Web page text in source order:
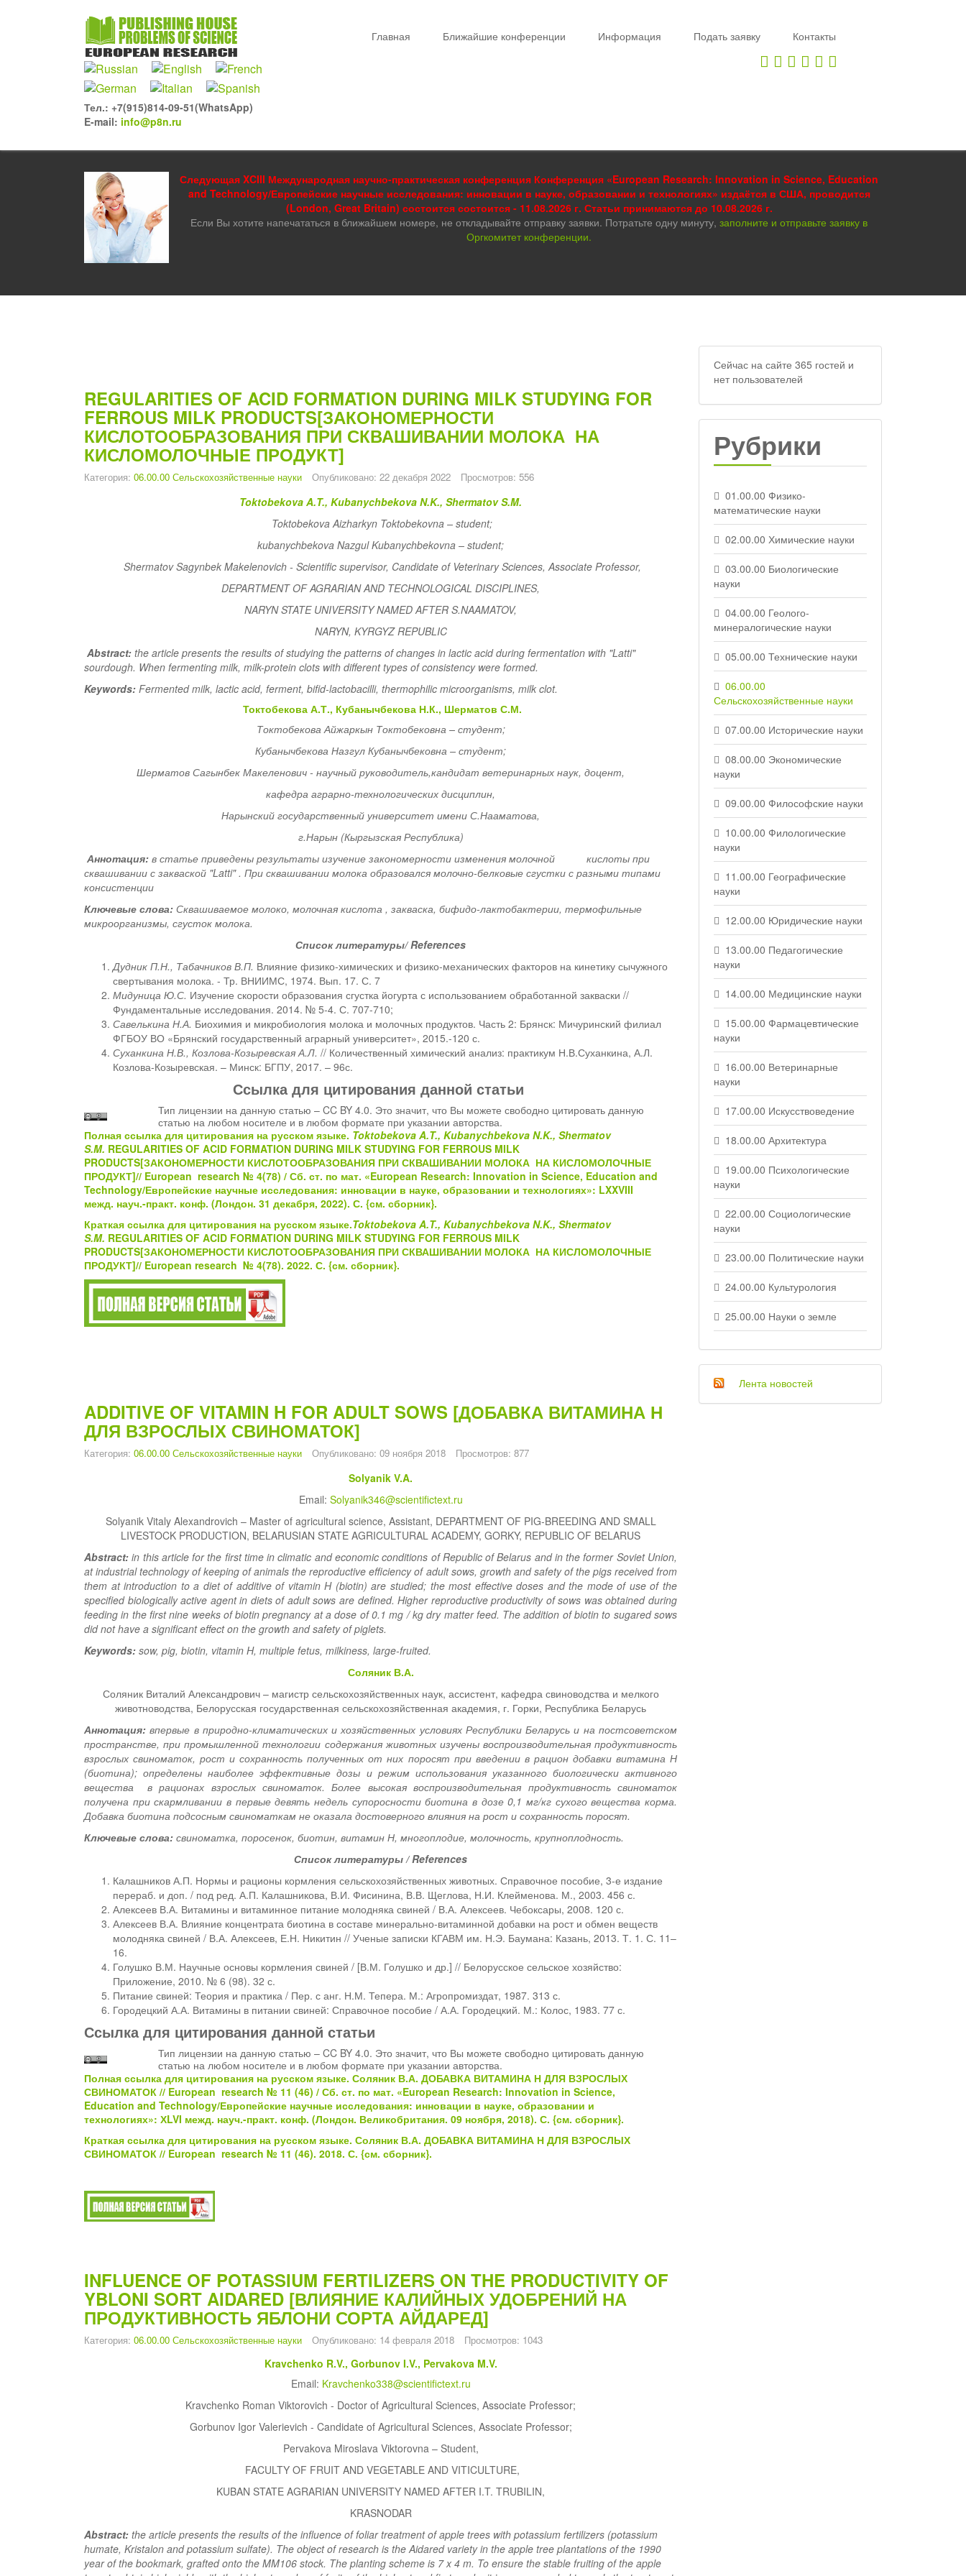
Тел.: +7(915)814-09-51(WhatsApp)
E-mail: info@p8n.ru
Главная Ближайшие конференции Информация Подать заявку Контакты
Следующая XCIII Международная научно-практическая конференция Конференция «European Research: Innovation in Science, Education
and Technology/Европейские научные исследования: инновации в науке, образовании и технологиях» издаётся в США, проводится
(London, Great Britain) состоится состоится - 11.08.2026 г. Статьи принимаются до 10.08.2026 г.
Если Вы хотите напечататься в ближайшем номере, не откладывайте отправку заявки. Потратьте одну минуту, заполните и отправьте заявку в
Оргкомитет конференции.
REGULARITIES OF ACID FORMATION DURING MILK STUDYING FOR
FERROUS MILK PRODUCTS[ЗАКОНОМЕРНОСТИ
КИСЛОТООБРАЗОВАНИЯ ПРИ СКВАШИВАНИИ МОЛОКА НА
КИСЛОМОЛОЧНЫЕ ПРОДУКТ]
Категория: 06.00.00 Сельскохозяйственные науки Опубликовано: 22 декабря 2022 Просмотров: 556
Toktobekova A.T., Kubanychbekova N.K., Shermatov S.M.
Toktobekova Aizharkyn Toktobekovna – student;
kubanychbekova Nazgul Kubanychbekovna – student;
Shermatov Sagynbek Makelenovich - Scientific supervisor, Candidate of Veterinary Sciences, Associate Professor,
DEPARTMENT OF AGRARIAN AND TECHNOLOGICAL DISCIPLINES,
NARYN STATE UNIVERSITY NAMED AFTER S.NAAMATOV,
NARYN, KYRGYZ REPUBLIC
Abstract: the article presents the results of studying the patterns of changes in lactic acid during fermentation with "Latti"
sourdough. When fermenting milk, milk-protein clots with different types of consistency were formed.
Keywords: Fermented milk, lactic acid, ferment, bifid-lactobacilli, thermophilic microorganisms, milk clot.
Токтобекова А.Т., Кубанычбекова Н.К., Шерматов С.М.
Токтобекова Айжаркын Токтобековна – студент;
Кубанычбекова Назгул Кубанычбековна – студент;
Шерматов Сагынбек Макеленович - научный руководитель,кандидат ветеринарных наук, доцент,
кафедра аграрно-технологических дисциплин,
Нарынский государственный университет имени С.Нааматова,
г.Нарын (Кыргызская Республика)
Аннотация: в статье приведены результаты изучение закономерности изменения молочной кислоты при
сквашивании с закваской "Latti" . При сквашивании молока образовался молочно-белковые сгустки с разными типами
консистенции
Ключевые слова: Сквашиваемое молоко, молочная кислота , закваска, бифидо-лактобактерии, термофильные
микроорганизмы, сгусток молока.
Список литературы/References
Дудник П.Н., Табачников В.П. Влияние физико-химических и физико-механических факторов на кинетику сычужного
свертывания молока. - Тр. ВНИИМС, 1974. Вып. 17. С. 7
Мидуница Ю.С. Изучение скорости образования сгустка йогурта с использованием обработанной закваски //
Фундаментальные исследования. 2014. № 5-4. С. 707-710;
Савелькина Н.А. Биохимия и микробиология молока и молочных продуктов. Часть 2: Брянск: Мичуринский филиал
ФГБОУ ВО «Брянский государственный аграрный университет», 2015.-120 с.
Суханкина Н.В., Козлова-Козыревская А.Л. // Количественный химический анализ: практикум Н.В.Суханкина, А.Л.
Козлова-Козыревская. – Минск: БГПУ, 2017. – 96с.
Ссылка для цитирования данной статьи
Тип лицензии на данную статью – CC BY 4.0. Это значит, что Вы можете свободно цитировать данную
статью на любом носителе и в любом формате при указании авторства.
Полная ссылка для цитирования на русском языке. Toktobekova A.T., Kubanychbekova N.K., Shermatov
S.M. REGULARITIES OF ACID FORMATION DURING MILK STUDYING FOR FERROUS MILK
PRODUCTS[ЗАКОНОМЕРНОСТИ КИСЛОТООБРАЗОВАНИЯ ПРИ СКВАШИВАНИИ МОЛОКА НА КИСЛОМОЛОЧНЫЕ
ПРОДУКТ]// European research № 4(78) / Сб. ст. по мат. «European Research: Innovation in Science, Education and
Technology/Европейские научные исследования: инновации в науке, образовании и технологиях»: LXXVIII
межд. науч.-практ. конф. (Лондон. 31 декабря, 2022). С. {см. сборник}.
Краткая ссылка для цитирования на русском языке.Toktobekova A.T., Kubanychbekova N.K., Shermatov
S.M. REGULARITIES OF ACID FORMATION DURING MILK STUDYING FOR FERROUS MILK
PRODUCTS[ЗАКОНОМЕРНОСТИ КИСЛОТООБРАЗОВАНИЯ ПРИ СКВАШИВАНИИ МОЛОКА НА КИСЛОМОЛОЧНЫЕ
ПРОДУКТ]// European research № 4(78). 2022. С. {см. сборник}.
ADDITIVE OF VITAMIN H FOR ADULT SOWS [ДОБАВКА ВИТАМИНА Н
ДЛЯ ВЗРОСЛЫХ СВИНОМАТОК]
Категория: 06.00.00 Сельскохозяйственные науки Опубликовано: 09 ноября 2018 Просмотров: 877
Solyanik V.A.
Email: Solyanik346@scientifictext.ru
Solyanik Vitaly Alexandrovich – Master of agricultural science, Assistant, DEPARTMENT OF PIG-BREEDING AND SMALL
LIVESTOCK PRODUCTION, BELARUSIAN STATE AGRICULTURAL ACADEMY, GORKY, REPUBLIC OF BELARUS
Abstract: in this article for the first time in climatic and economic conditions of Republic of Belarus and in the former Soviet Union,
at industrial technology of keeping of animals the reproductive efficiency of adult sows, growth and safety of the pigs received from
them at introduction to a diet of additive of vitamin H (biotin) are studied; the most effective doses and the mode of use of the
specified biologically active agent in diets of adult sows are defined. Higher reproductive productivity of sows was obtained during
feeding in the first nine weeks of biotin pregnancy at a dose of 0.1 mg / kg dry matter feed. The addition of biotin to sugared sows
did not have a significant effect on the growth and safety of piglets.
Keywords: sow, pig, biotin, vitamin H, multiple fetus, milkiness, large-fruited.
Соляник В.А.
Соляник Виталий Александрович – магистр сельскохозяйственных наук, ассистент, кафедра свиноводства и мелкого
животноводства, Белорусская государственная сельскохозяйственная академия, г. Горки, Республика Беларусь
Аннотация: впервые в природно-климатических и хозяйственных условиях Республики Беларусь и на постсоветском
пространстве, при промышленной технологии содержания животных изучены воспроизводительная продуктивность
взрослых свиноматок, рост и сохранность полученных от них поросят при введении в рацион добавки витамина Н
(биотина); определены наиболее эффективные дозы и режим использования указанного биологически активного
вещества в рационах взрослых свиноматок. Более высокая воспроизводительная продуктивность свиноматок
получена при скармливании в первые девять недель супоросности биотина в дозе 0,1 мг/кг сухого вещества корма.
Добавка биотина подсосным свиноматкам не оказала достоверного влияния на рост и сохранность поросят.
Ключевые слова: свиноматка, поросенок, биотин, витамин Н, многоплодие, молочность, крупноплодность.
Список литературы / References
Калашников А.П. Нормы и рационы кормления сельскохозяйственных животных. Справочное пособие, 3-е издание
перераб. и доп. / под ред. А.П. Калашникова, В.И. Фисинина, В.В. Щеглова, Н.И. Клейменова. М., 2003. 456 с.
Алексеев В.А. Витамины и витаминное питание молодняка свиней / В.А. Алексеев. Чебоксары, 2008. 120 с.
Алексеев В.А. Влияние концентрата биотина в составе минерально-витаминной добавки на рост и обмен веществ
молодняка свиней / В.А. Алексеев, Е.Н. Никитин // Ученые записки КГАВМ им. Н.Э. Баумана: Казань, 2013. Т. 1. С. 11–
16.
Голушко В.М. Научные основы кормления свиней / [В.М. Голушко и др.] // Белорусское сельское хозяйство:
Приложение, 2010. № 6 (98). 32 с.
Питание свиней: Теория и практика / Пер. с анг. Н.М. Тепера. М.: Агропромиздат, 1987. 313 с.
Городецкий А.А. Витамины в питании свиней: Справочное пособие / А.А. Городецкий. М.: Колос, 1983. 77 с.
Ссылка для цитирования данной статьи
Тип лицензии на данную статью – CC BY 4.0. Это значит, что Вы можете свободно цитировать данную
статью на любом носителе и в любом формате при указании авторства.
Полная ссылка для цитирования на русском языке. Соляник В.А. ДОБАВКА ВИТАМИНА Н ДЛЯ ВЗРОСЛЫХ
СВИНОМАТОК // European research № 11 (46) / Сб. ст. по мат. «European Research: Innovation in Science,
Education and Technology/Европейские научные исследования: инновации в науке, образовании и
технологиях»: ХLVI межд. науч.-практ. конф. (Лондон. Великобритания. 09 ноября, 2018). С. {см. сборник}.
Краткая ссылка для цитирования на русском языке. Соляник В.А. ДОБАВКА ВИТАМИНА Н ДЛЯ ВЗРОСЛЫХ
СВИНОМАТОК // European research № 11 (46). 2018. С. {см. сборник}.
INFLUENCE OF POTASSIUM FERTILIZERS ON THE PRODUCTIVITY OF
YBLONI SORT AIDARED [ВЛИЯНИЕ КАЛИЙНЫХ УДОБРЕНИЙ НА
ПРОДУКТИВНОСТЬ ЯБЛОНИ СОРТА АЙДАРЕД]
Категория: 06.00.00 Сельскохозяйственные науки Опубликовано: 14 февраля 2018 Просмотров: 1043
Kravchenko R.V., Gorbunov I.V., Pervakova M.V.
Email: Kravchenko338@scientifictext.ru
Kravchenko Roman Viktorovich - Doctor of Agricultural Sciences, Associate Professor;
Gorbunov Igor Valerievich - Candidate of Agricultural Sciences, Associate Professor;
Pervakova Miroslava Viktorovna – Student,
FACULTY OF FRUIT AND VEGETABLE AND VITICULTURE,
KUBAN STATE AGRARIAN UNIVERSITY NAMED AFTER I.T. TRUBILIN,
KRASNODAR
Abstract: the article presents the results of the influence of foliar treatment of apple trees with potassium fertilizers (potassium
humate, Kristalon and potassium sulfate). The object of research is the Aidared variety in the apple tree plantations of the 1990
year of the bookmark, grafted onto the MM106 stock. The planting scheme is 7 x 4 m. To ensure the stable fruiting of the apple
Сейчас на сайте 365 гостей и
нет пользователей
Рубрики
01.00.00 Физико-
математические науки
02.00.00 Химические науки
03.00.00 Биологические
науки
04.00.00 Геолого-
минералогические науки
05.00.00 Технические науки
06.00.00
Сельскохозяйственные науки
07.00.00 Исторические науки
08.00.00 Экономические
науки
09.00.00 Философские науки
10.00.00 Филологические
науки
11.00.00 Географические
науки
12.00.00 Юридические науки
13.00.00 Педагогические
науки
14.00.00 Медицинские науки
15.00.00 Фармацевтические
науки
16.00.00 Ветеринарные
науки
17.00.00 Искусствоведение
18.00.00 Архитектура
19.00.00 Психологические
науки
22.00.00 Социологические
науки
23.00.00 Политические науки
24.00.00 Культурология
25.00.00 Науки о земле
Лента новостей